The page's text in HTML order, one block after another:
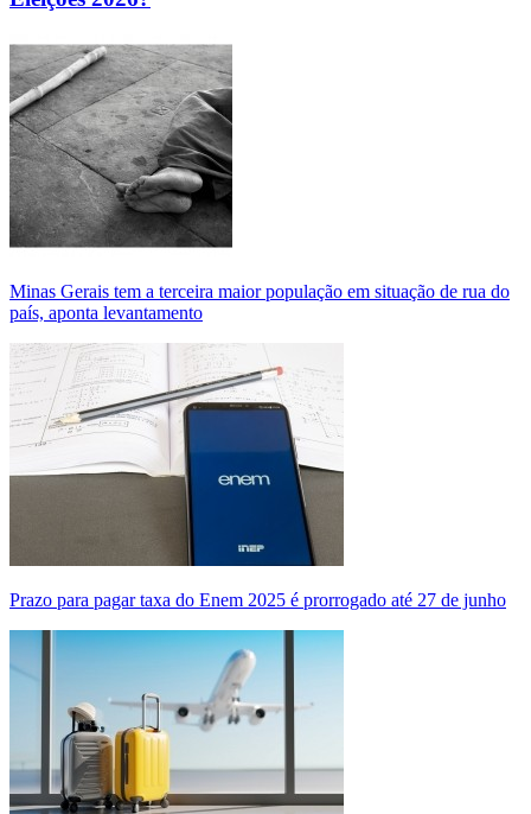
Minas Gerais tem a terceira maior população em situação de rua do
país, aponta levantamento
Prazo para pagar taxa do Enem 2025 é prorrogado até 27 de junho